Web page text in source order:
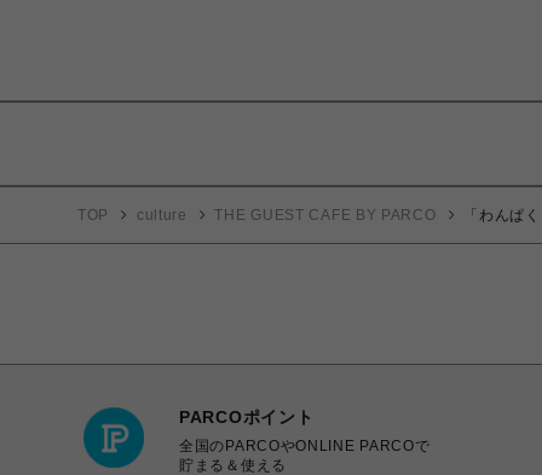
TOP culture THE GUEST CAFE BY PARCO 「わんぱ
PARCOポイント
全国のPARCOやONLINE PARCOで
貯まる＆使える